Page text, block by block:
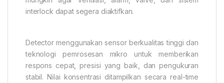
interlock dapat segera diaktifkan.
Detector menggunakan sensor berkualitas tinggi dan
teknologi pemrosesan mikro untuk memberikan
respons cepat, presisi yang baik, dan pengukuran
stabil. Nilai konsentrasi ditampilkan secara real-time